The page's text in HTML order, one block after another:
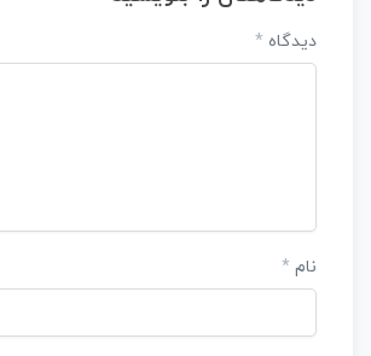
دیدگاه *
نام *